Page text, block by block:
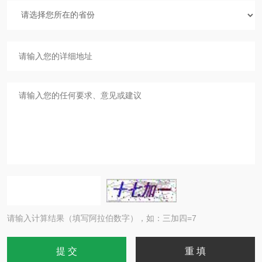
请输入计算结果（填写阿拉伯数字），如：三加四=7